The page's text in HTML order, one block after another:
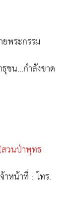
พระกรรม
ชน...กำลังขาด
วนป่าพุทธ
หน้าที่ : โทร.